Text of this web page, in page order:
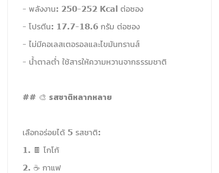
- พลังงาน: 250-252 Kcal ต่อซอง
- โปรตีน: 17.7-18.6 กรัม ต่อซอง
- ไม่มีคอเลสเตอรอลและไขมันทรานส์
- น้ำตาลต่ำ ใช้สารให้ความหวานจากธรรมชาติ
## 🎨 รสชาติหลากหลาย
เลือกอร่อยได้ 5 รสชาติ:
1. 🍫 โกโก้
2. ☕ กาแฟ